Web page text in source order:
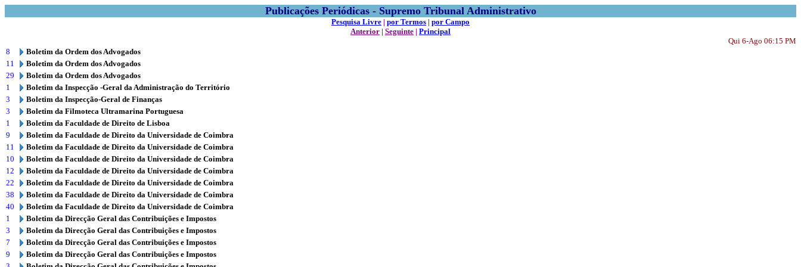
Publicações Periódicas - Supremo Tribunal Administrativo
Pesquisa Livre | por Termos | por Campo
Anterior | Seguinte | Principal
Qui 6-Ago 06:15 PM
8
Boletim da Ordem dos Advogados
11
Boletim da Ordem dos Advogados
29
Boletim da Ordem dos Advogados
1
Boletim da Inspecção -Geral da Administração do Território
3
Boletim da Inspecção-Geral de Finanças
3
Boletim da Filmoteca Ultramarina Portuguesa
1
Boletim da Faculdade de Direito de Lisboa
9
Boletim da Faculdade de Direito da Universidade de Coimbra
11
Boletim da Faculdade de Direito da Universidade de Coimbra
10
Boletim da Faculdade de Direito da Universidade de Coimbra
12
Boletim da Faculdade de Direito da Universidade de Coimbra
22
Boletim da Faculdade de Direito da Universidade de Coimbra
38
Boletim da Faculdade de Direito da Universidade de Coimbra
40
Boletim da Faculdade de Direito da Universidade de Coimbra
1
Boletim da Direcção Geral das Contribuições e Impostos
3
Boletim da Direcção Geral das Contribuições e Impostos
7
Boletim da Direcção Geral das Contribuições e Impostos
9
Boletim da Direcção Geral das Contribuições e Impostos